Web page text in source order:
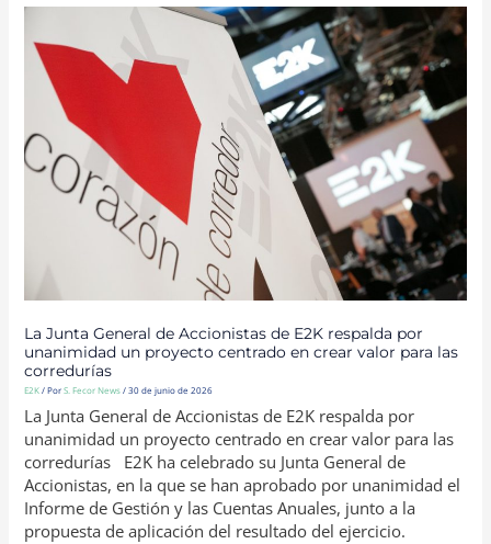
La Junta General de Accionistas de E2K respalda por
unanimidad un proyecto centrado en crear valor para las
corredurías
E2K/ PorS. Fecor News/30 de junio de 2026
La Junta General de Accionistas de E2K respalda por
unanimidad un proyecto centrado en crear valor para las
corredurías E2K ha celebrado su Junta General de
Accionistas, en la que se han aprobado por unanimidad el
Informe de Gestión y las Cuentas Anuales, junto a la
propuesta de aplicación del resultado del ejercicio.
LA
DE
ACCIONISTAS
POR
UNANIMIDAD
UN
PROYECTO
CENTRADO
EN
CREAR
VALOR
PARA
CORREDURÍAS